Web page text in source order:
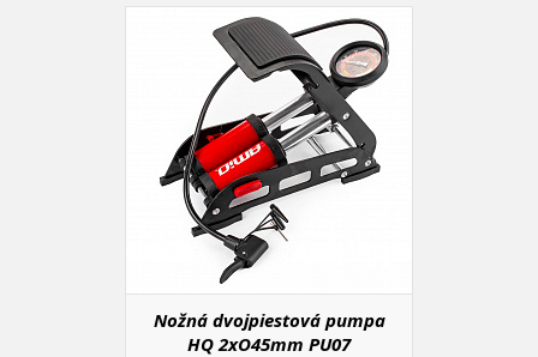
Nožná dvojpiestová pumpa
HQ 2xO45mm PU07